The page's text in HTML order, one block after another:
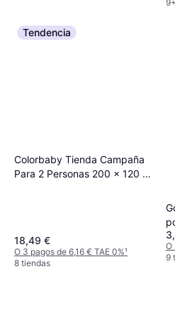
Tendencia
Colorbaby Tienda Campaña
Para 2 Personas 200 x 120 x
18,49 €
O 3 pagos de 6,16 € TAE 0%¹
8 tiendas
O
9